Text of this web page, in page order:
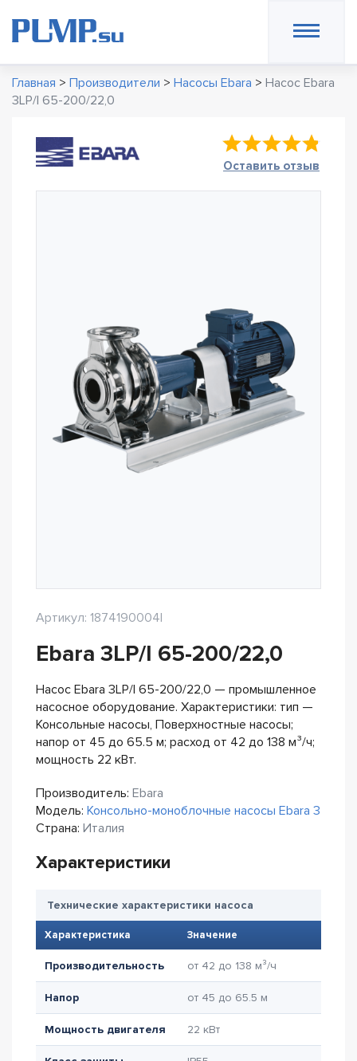
Главная > Производители > Насосы Ebara > Насос Ebara
3LP/I 65-200/22,0
Оставить отзыв
Артикул: 1874190004I
Ebara 3LP/I 65-200/22,0
Насос Ebara 3LP/I 65-200/22,0 — промышленное
насосное оборудование. Характеристики: тип —
Консольные насосы, Поверхностные насосы;
напор от 45 до 65.5 м; расход от 42 до 138 м³/ч;
мощность 22 кВт.
Производитель: Ebara
Модель: Консольно-моноблочные насосы Ebara 3
Страна: Италия
Характеристики
Технические характеристики насоса
Характеристика Значение
Производительность от 42 до 138 м³/ч
Напор от 45 до 65.5 м
Мощность двигателя 22 кВт